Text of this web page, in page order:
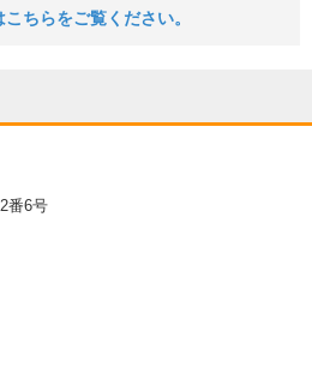
ちらをご覧ください。
番6号